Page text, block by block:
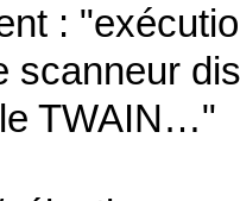
:
scanneur
TWAIN…"